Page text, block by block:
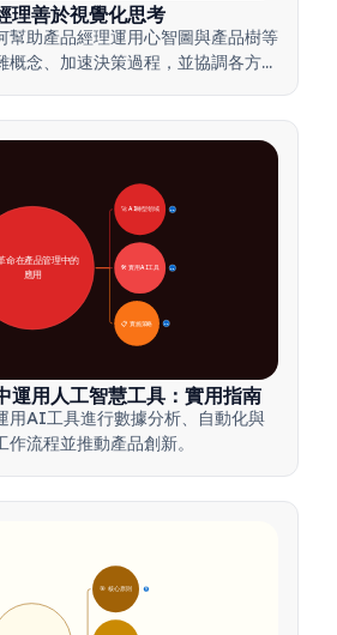
理善於視覺化思考
幫助產品經理運用心智圖與產品樹等
概念、加速決策過程，並協調各方利
🚀 AI轉型領域 28
🛠️ 實用AI工具
📋 實施策略 33
命在產品管理中的
應用
運用人工智慧工具：實用指南
用AI工具進行數據分析、自動化與
流程並推動產品創新。
🎯 核心原則 9